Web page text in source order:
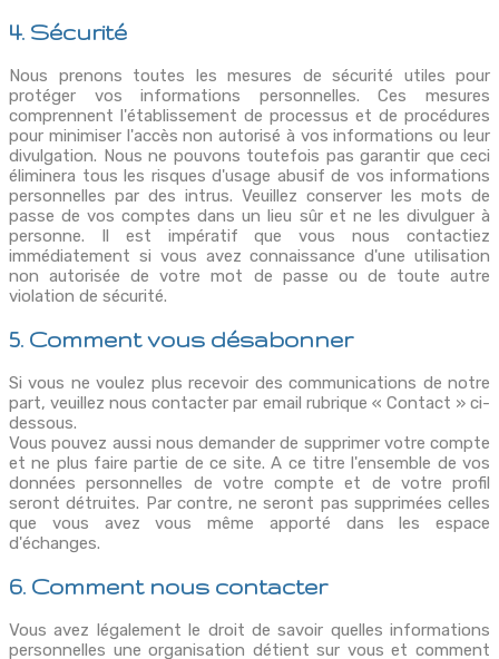
4. Sécurité
Nous prenons toutes les mesures de sécurité utiles pour
protéger vos informations personnelles. Ces mesures
comprennent l'établissement de processus et de procédures
pour minimiser l'accès non autorisé à vos informations ou leur
divulgation. Nous ne pouvons toutefois pas garantir que ceci
éliminera tous les risques d'usage abusif de vos informations
personnelles par des intrus. Veuillez conserver les mots de
passe de vos comptes dans un lieu sûr et ne les divulguer à
personne. Il est impératif que vous nous contactiez
immédiatement si vous avez connaissance d'une utilisation
non autorisée de votre mot de passe ou de toute autre
violation de sécurité.
5. Comment vous désabonner
Si vous ne voulez plus recevoir des communications de notre
part, veuillez nous contacter par email rubrique « Contact » ci-
dessous.
Vous pouvez aussi nous demander de supprimer votre compte
et ne plus faire partie de ce site. A ce titre l'ensemble de vos
données personnelles de votre compte et de votre profil
seront détruites. Par contre, ne seront pas supprimées celles
que vous avez vous même apporté dans les espace
d'échanges.
6. Comment nous contacter
Vous avez légalement le droit de savoir quelles informations
personnelles une organisation détient sur vous et comment